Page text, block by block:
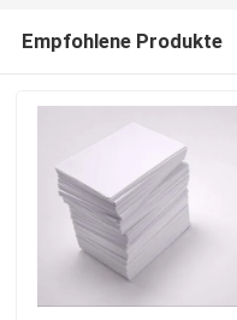
Empfohlene Produkte